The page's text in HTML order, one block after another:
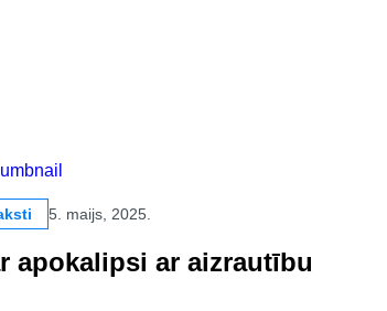
5. maijs, 2025.
apokalipsi ar aizrautību